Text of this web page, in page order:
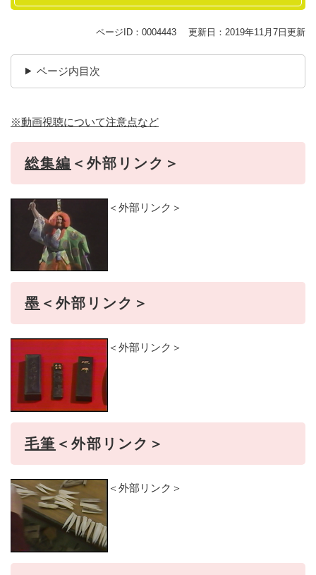
ページID：0004443 更新日：2019年11月7日更新
ページ内目次
※動画視聴について注意点など
総集編 ＜外部リンク＞
＜外部リンク＞
墨 ＜外部リンク＞
＜外部リンク＞
毛筆 ＜外部リンク＞
＜外部リンク＞